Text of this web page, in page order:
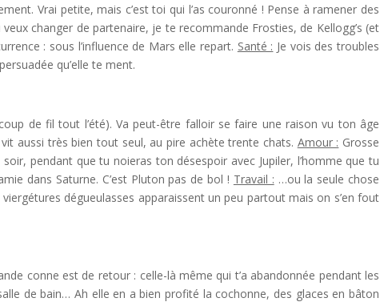
Vrai petite, mais c’est toi qui l’as couronné ! Pense à ramener des
veux changer de partenaire, je te recommande Frosties, de Kellogg’s (et
: sous l’influence de Mars elle repart. Santé : Je vois des troubles
qu’elle te ment.
de fil tout l’été). Va peut-être falloir se faire une raison vu ton âge
aussi très bien tout seul, au pire achète trente chats. Amour : Grosse
pendant que tu noieras ton désespoir avec Jupiler, l’homme que tu
dans Saturne. C’est Pluton pas de bol ! Travail : …ou la seule chose
viergétures dégueulasses apparaissent un peu partout mais on s’en fout
conne est de retour : celle-là même qui t’a abandonnée pendant les
de bain… Ah elle en a bien profité la cochonne, des glaces en bâton